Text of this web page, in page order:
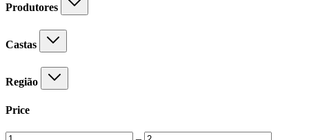
Produtores
Castas
Região
Price